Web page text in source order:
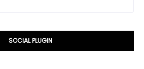
SOCIAL PLUGIN